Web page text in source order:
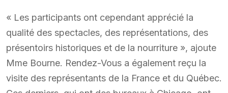
« Les participants ont cependant apprécié la
qualité des spectacles, des représentations, des
présentoirs historiques et de la nourriture », ajoute
Mme Bourne. Rendez-Vous a également reçu la
visite des représentants de la France et du Québec.